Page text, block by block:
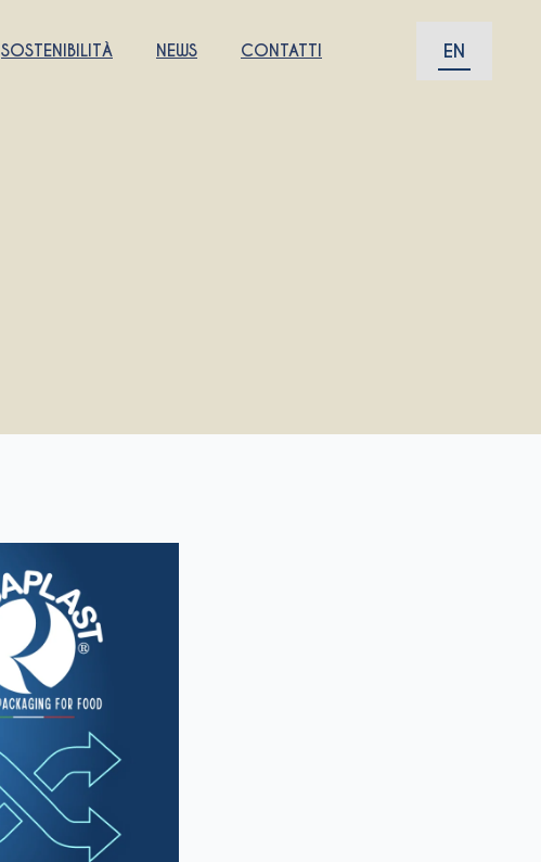
SOSTENIBILITÀ NEWS CONTATTI EN